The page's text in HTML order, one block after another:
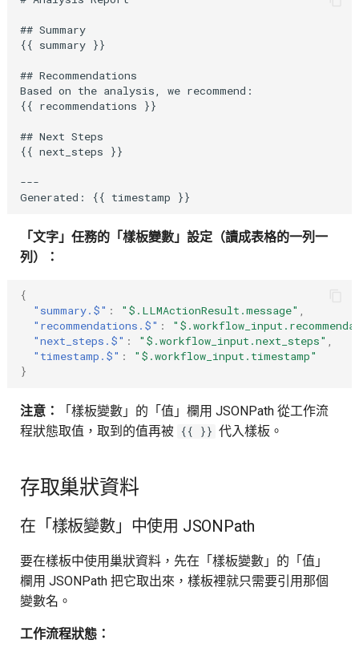
## Summary
{{ summary }}
## Recommendations
Based on the analysis, we recommend:
{{ recommendations }}
## Next Steps
{{ next_steps }}
---
「文字」任務的「樣板變數」設定（讀成表格的一列一
列）：
{
"summary.$" : "$.LLMActionResult.message" ,
"recommendations.$" :
"next_steps.$" : "$.workflow_input.next_steps" ,
"timestamp.$" :
"$.workflow_input.timestamp"
}
注意：
「樣板變數」的「值」欄用 JSONPath 從工作流
程狀態取值，取到的值再被 {{ }} 代入樣板。
存取巢狀資料
在「樣板變數」中使用 JSONPath
要在樣板中使用巢狀資料，先在「樣板變數」的「值」
欄用 JSONPath 把它取出來，樣板裡就只需要引用那個
變數名。
工作流程狀態：